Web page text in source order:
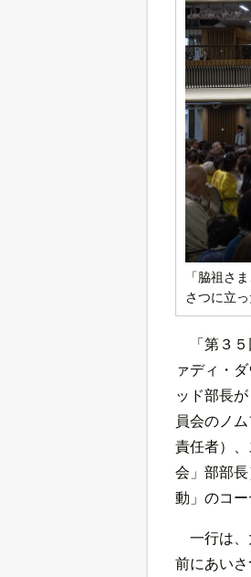
「脇祖さ
さつに立
「第３
ァディ・
ッド部長
員会のノ
責任者）
会」部部
動」のコー
一行は
前にあい